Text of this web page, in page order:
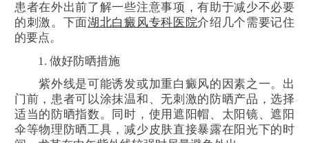
患者在外出前了解一些注意事项，有助于减少不必要
的刺激。下面湖北白癜风专科医院介绍几个需要记住
的要点。
1. 做好防晒措施
紫外线是可能诱发或加重白癜风的因素之一。出
门前，患者可以涂抹温和、无刺激的防晒产品，选择
适当的防晒指数。同时，使用遮阳帽、太阳镜、遮阳
伞等物理防晒工具，减少皮肤直接暴露在阳光下的时